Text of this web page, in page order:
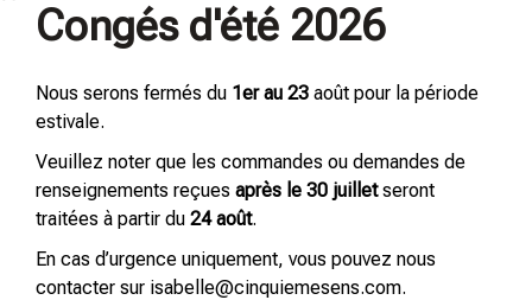
of Cyprus
Create an entire fragrance identity for a special event.
ADDITIONAL INFORMATION
REVIEWS (0)
Congés d'été 2026
Nous serons fermés du 1er au 23 août pour la période
estivale.
Veuillez noter que les commandes ou demandes de
renseignements reçues après le 30 juilletseront
traitées à partir du 24 août.
En cas d’urgence uniquement, vous pouvez nous
contacter sur isabelle@cinquiemesens.com.